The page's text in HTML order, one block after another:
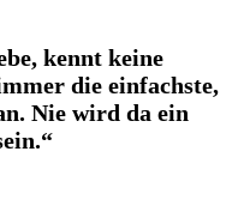
kennt keine
die einfachste,
Nie wird da ein